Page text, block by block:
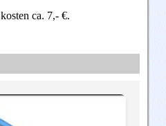
kosten ca. 7,- €.